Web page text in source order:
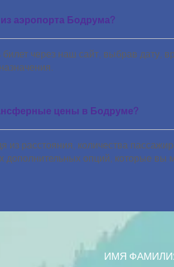
аэропорта Бодрума?
через наш сайт, выбрав дату,
цены в Бодруме?
расстояния, количества
дополнительных опций, которые вы
ИМЯ